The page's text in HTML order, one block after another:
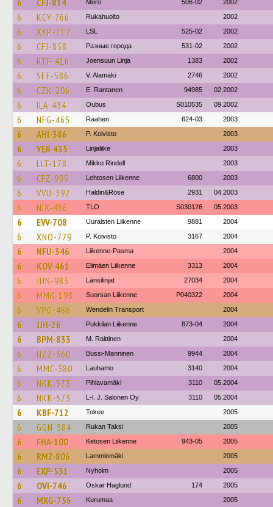
6 CFJ-814 Mörö 506-02 2002
6 KCY-766 Rukahuolto 2002
6 XYP-712 LSL 525-02 2002
6 CFJ-858 Разные города 531-02 2002
6 RTF-416 Joensuun Linja 1383 2002
6 SEF-586 V. Alamäki 2746 2002
6 CZK-206 E. Rantanen 94985 02.2002
6 ILA-434 Oubus S010535 09.2002
6 NFG-465 Raahen 624-03 2003
6 AHI-386 P. Koivisto 2003
6 YER-435 Linjaliike 2003
6 LLT-178 Mikko Rindell 2003
6 CFZ-999 Lehtosen Liikenne 6800 2003
6 VVU-392 Haldin&Rose 2931 04.2003
6 NIX-486 TLO S030126 05.2003
6 EVV-708 Uuraisten Liikenne 9881 2004
6 XNO-779 P. Koivisto 3167 2004
6 NFU-346 Liikenne-Pasma 2004
6 KOV-461 Elimäen Liikenne 3313 2004
6 JHN-983 Länsilinjat 27034 2004
6 MMK-198 Suorsan Liikenne P040322 2004
6 VPG-486 Wendelin Transport 2004
6 JJH-26 Pukkilan Liikenne 873-04 2004
6 BPM-833 M. Raittinen 2004
6 HZZ-360 Bussi-Manninen 9944 2004
6 MMC-380 Lauhamo 3140 2004
6 NKK-573 Pihlavamäki 3110 05.2004
6 NKK-573 L-l. J. Salonen Oy 3110 05.2004
6 KBF-712 Tokee 2005
6 GGN-584 Rukan Taksi 2005
6 FHA-100 Ketosen Liikenne 943-05 2005
6 RMZ-806 Lamminmäki 2005
6 EXP-531 Nyholm 2005
6 OVI-746 Oskar Haglund 174 2005
6 MXG-756 Kurumaa 2005